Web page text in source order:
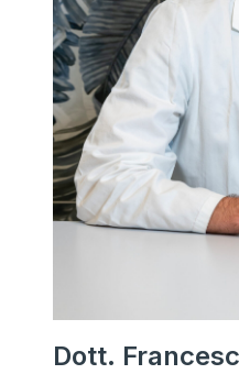
Dott.